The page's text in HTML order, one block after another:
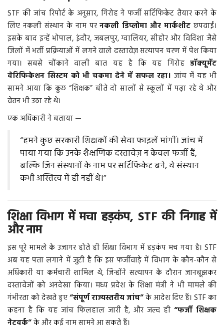
STF की जांच रिपोर्ट के अनुसार, गिरोह ने फर्जी सर्टिफिकेट तैयार करने के
लिए नकली संस्थान के नाम परनकली डिप्लोमा और मार्कशीट छपवाईं।
इसके बाद इन्हें भोपाल, इंदौर, जबलपुर, ग्वालियर, सीहोर और विदिशा जैसे
जिलों में भर्ती प्रक्रियाओं में लगने वाले दस्तावेज़ सत्यापन चरण में पेश किया
गया। सबसे चौंकाने वाली बात यह है कि यह गिरोह डॉक्यूमेंट
वेरिफिकेशन सिस्टम को भी चकमा देने में सफल रहा। जांच में यह भी
सामने आया कि कुछ “शिक्षक” बीते दो सालों से स्कूलों में पढ़ा रहे थे और
वेतन भी उठा रहे थे।
एक अधिकारी ने बताया —
“हमने कुछ सरकारी शिक्षकों की सेवा फाइलें मांगीं। जांच में
पाया गया कि उनके शैक्षणिक दस्तावेज़ न केवल फर्जी हैं,
बल्कि जिन संस्थानों के नाम पर सर्टिफिकेट बने, वे संस्थान
कभी अस्तित्व में ही नहीं थे।”
शिक्षा विभाग में मचा हड़कंप, STF की निगाह में
और नाम
इस पूरे मामले के उजागर होते ही शिक्षा विभाग में हड़कंप मच गया है। STF
अब यह पता लगाने में जुटी है कि इस फर्जीवाड़े में विभाग के कौन-कौन से
अधिकारी या कर्मचारी शामिल थे, जिन्होंने सत्यापन के दौरान जानबूझकर
दस्तावेजों को अनदेखा किया। मध्य प्रदेश के शिक्षा मंत्री ने भी मामले की
गंभीरता को देखते हुए“संपूर्ण राज्यस्तरीय जांच”के आदेश दिए हैं। STF का
कहना है कि यह जांच फिलहाल जारी है, और जल्द ही“फर्जी शिक्षक
नेटवर्क”के और कई नाम सामने आ सकते हैं।